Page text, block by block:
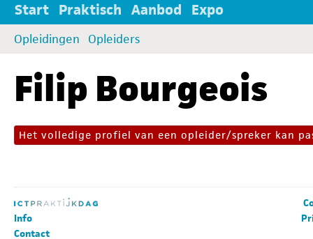
Start Praktisch Aanbod Expo
Opleidingen Opleiders
Filip Bourgeois
Het volledige profiel van een opleider/spreker kan
Info
Contact